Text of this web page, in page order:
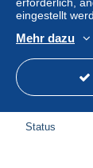
Status
eingestellt
Mehr dazu